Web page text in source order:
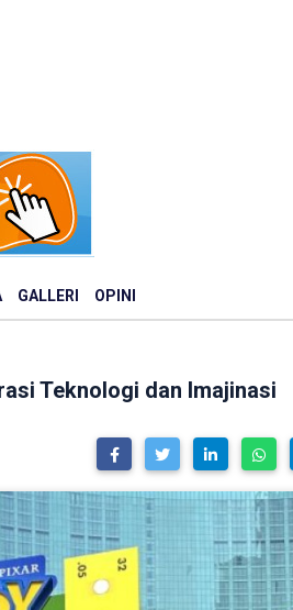
GALLERI OPINI
Teknologi dan Imajinasi